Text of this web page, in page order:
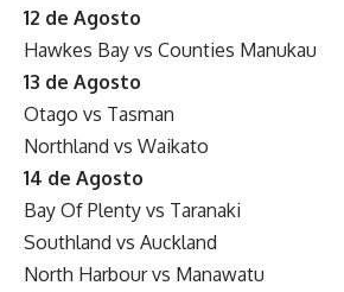
12 de Agosto
Hawkes Bay vs Counties Manukau
13 de Agosto
Otago vs Tasman
Northland vs Waikato
14 de Agosto
Bay Of Plenty vs Taranaki
Southland vs Auckland
North Harbour vs Manawatu